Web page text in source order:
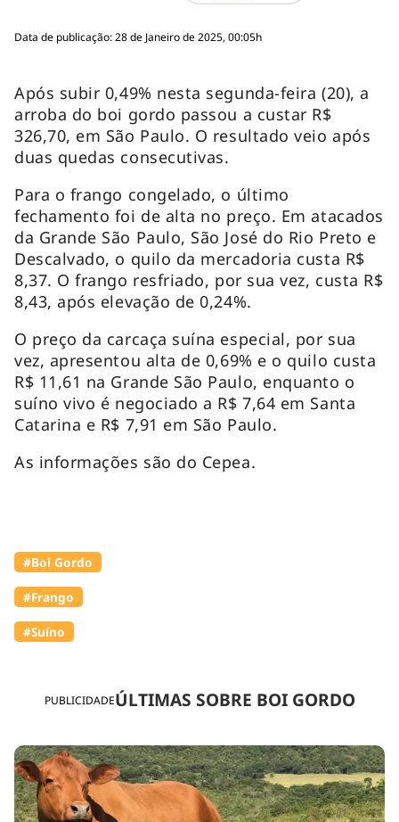
PUBLICIDADEÚLTIMAS SOBRE BOI GORDO
Data de publicação: 28 de Janeiro de 2025, 00:05h
Após subir 0,49% nesta segunda-feira (20), a
arroba do boi gordo passou a custar R$
326,70, em São Paulo. O resultado veio após
duas quedas consecutivas.
Para o frango congelado, o último
fechamento foi de alta no preço. Em atacados
da Grande São Paulo, São José do Rio Preto e
Descalvado, o quilo da mercadoria custa R$
8,37. O frango resfriado, por sua vez, custa R$
8,43, após elevação de 0,24%.
O preço da carcaça suína especial, por sua
vez, apresentou alta de 0,69% e o quilo custa
R$ 11,61 na Grande São Paulo, enquanto o
suíno vivo é negociado a R$ 7,64 em Santa
Catarina e R$ 7,91 em São Paulo.
As informações são do Cepea.
#Boi Gordo
#Frango
#Suíno